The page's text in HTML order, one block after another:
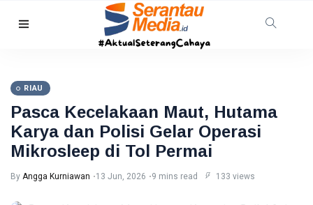
RIAU
Pasca Kecelakaan Maut, Hutama
Karya dan Polisi Gelar Operasi
Mikrosleep di Tol Permai
By Angga Kurniawan 13 Jun, 2026 9 mins read 133 views